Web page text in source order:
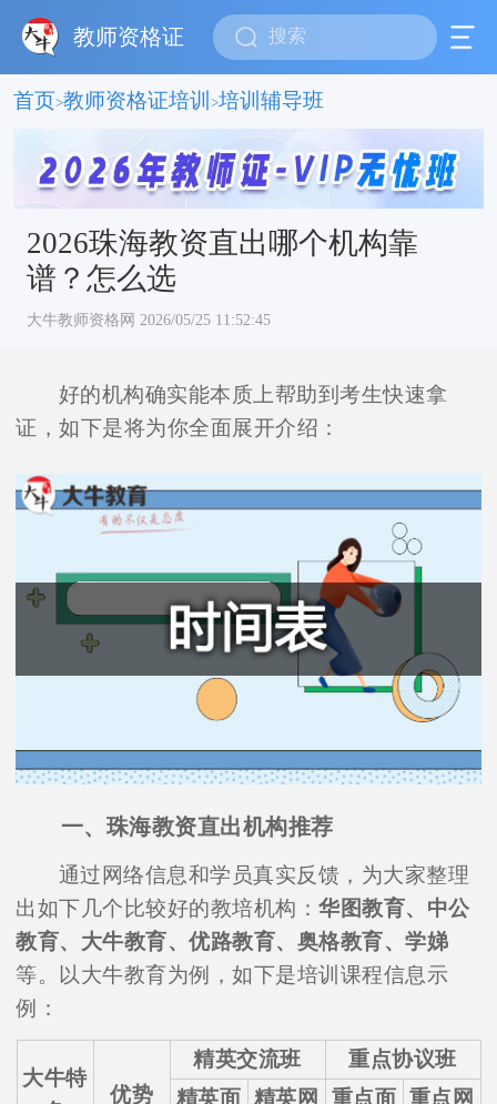
教师资格证
首页>教师资格证培训 >培训辅导班
2026珠海教资直出哪个机构靠
谱？怎么选
大牛教师资格网 2026/05/25 11:52:45
好的机构确实能本质上帮助到考生快速拿
证，如下是将为你全面展开介绍：
一、珠海教资直出机构推荐
通过网络信息和学员真实反馈，为大家整理
出如下几个比较好的教培机构：华图教育、中公
教育、大牛教育、优路教育、奥格教育、学娣
等。以大牛教育为例，如下是培训课程信息示
例：
大牛特
优势
精英交流班
重点协议班
精英面 精英网
重点面 重点网